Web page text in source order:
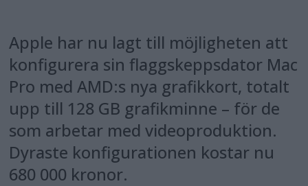
Apple har nu lagt till möjligheten att
konfigurera sin flaggskeppsdator Mac
Pro med AMD:s nya grafikkort, totalt
upp till 128 GB grafikminne – för de
som arbetar med videoproduktion.
Dyraste konfigurationen kostar nu
680 000 kronor.